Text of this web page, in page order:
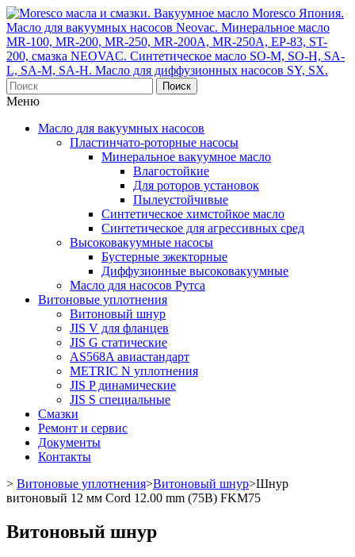
Поиск
Меню
Масло для вакуумных насосов
Пластинчато-роторные насосы
Минеральное вакуумное масло
Влагостойкие
Для роторов установок
Пылеустойчивые
Синтетическое химстойкое масло
Синтетическое для агрессивных сред
Высоковакуумные насосы
Бустерные эжекторные
Диффузионные высоковакуумные
Масло для насосов Рутса
Витоновые уплотнения
Витоновый шнур
JIS V для фланцев
JIS G статические
AS568A авиастандарт
METRIC N уплотнения
JIS P динамические
JIS S специальные
Смазки
Ремонт и сервис
Документы
Контакты
> Витоновые уплотнения>Витоновый шнур>Шнур
витоновый 12 мм Cord 12.00 mm (75B) FKM75
Витоновый шнур